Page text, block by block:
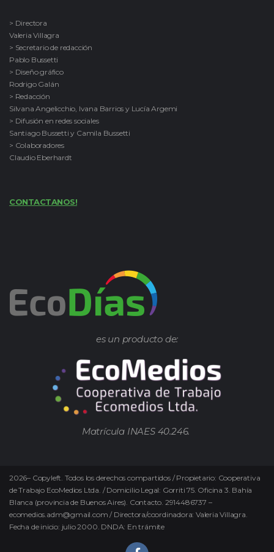
> Directora
Valeria Villagra
> Secretario de redacción
Pablo Bussetti
> Diseño gráfico
Rodrigo Galán
> Redacción
Silvana Angelicchio, Ivana Barrios y Lucía Argemi
> Difusión en redes sociales
Santiago Bussetti y Camila Bussetti
> Colaboradores
Claudio Eberhardt
CONTACTANOS!
es un producto de:
Matrícula INAES 40.246.
2026– Copyleft. Todos los derechos compartidos / Propietario: Cooperativa
de Trabajo EcoMedios Ltda. / Domicilio Legal: Gorriti 75. Oficina 3. Bahía
Blanca (provincia de Buenos Aires). Contacto. 2914486737 –
ecomedios.adm@gmail.com / Directora/coordinadora: Valeria Villagra.
Fecha de inicio: julio 2000. DNDA: En trámite